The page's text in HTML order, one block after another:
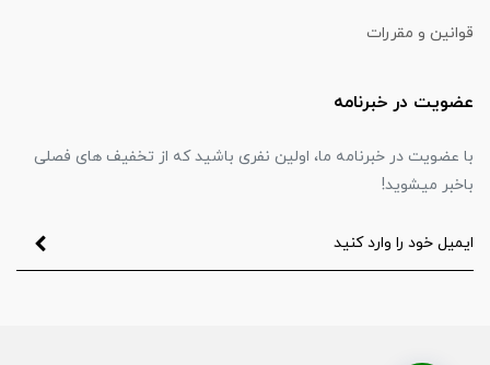
قوانین و مقررات
عضویت در خبرنامه
با عضویت در خبرنامه ما، اولین نفری باشید که از تخفیف های فصلی
باخبر میشوید!